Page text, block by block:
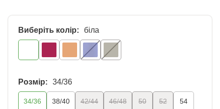
Виберіть колір: білa
Розмір: 34/36
34/36 38/40 42/44 46/48 50 52 54